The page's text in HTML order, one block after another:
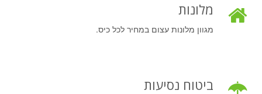
מלונות
מגוון מלונות עצום במחיר לכל כיס.
ביטוח נסיעות